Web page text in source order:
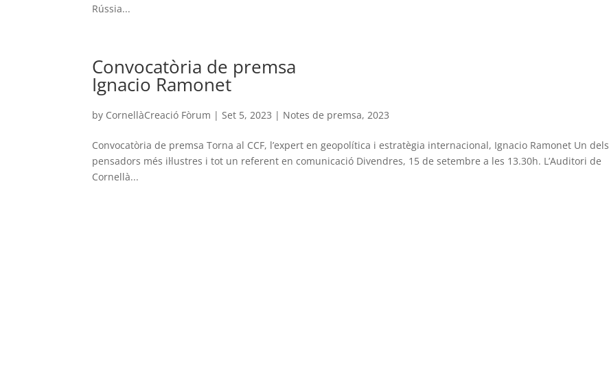
Rússia...
Convocatòria de premsa
Ignacio Ramonet
by CornellàCreació Fòrum |Set 5, 2023 | Notes de premsa,2023
Convocatòria de premsa Torna al CCF, l’expert en geopolítica i estratègia internacional, Ignacio Ramonet Un dels
pensadors més il·lustres i tot un referent en comunicació Divendres, 15 de setembre a les 13.30h. L’Auditori de
Cornellà...